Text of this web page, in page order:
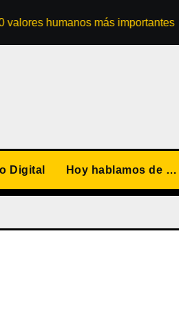
humanos más importantes
Digital Hoy hablamos de …